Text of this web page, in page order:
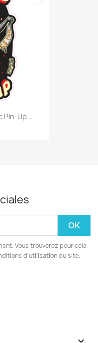
Pin-Up...
Vous trouverez pour cela
d'utilisation du site.